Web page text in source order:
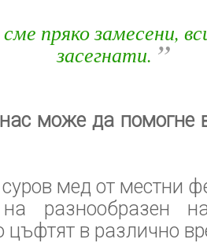
пряко замесени,
засегнати. ”
може да помогне
мед от местни
разнообразен
цъфтят в различно